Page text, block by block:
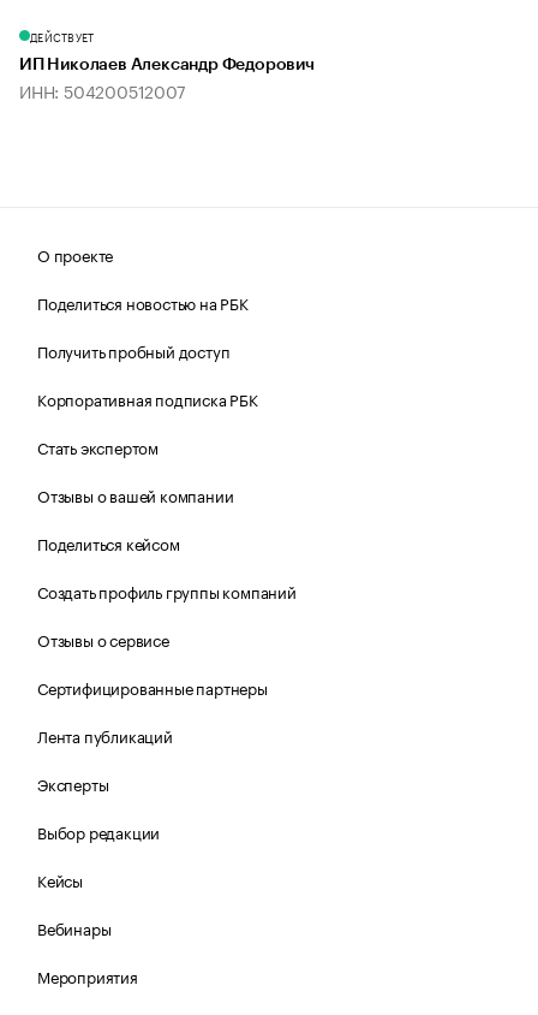
ДЕЙСТВУЕТ
ИП Николаев Александр Федорович
ИНН: 504200512007
О проекте
Поделиться новостью на РБК
Получить пробный доступ
Корпоративная подписка РБК
Стать экспертом
Отзывы о вашей компании
Поделиться кейсом
Создать профиль группы компаний
Отзывы о сервисе
Сертифицированные партнеры
Лента публикаций
Эксперты
Выбор редакции
Кейсы
Вебинары
Мероприятия